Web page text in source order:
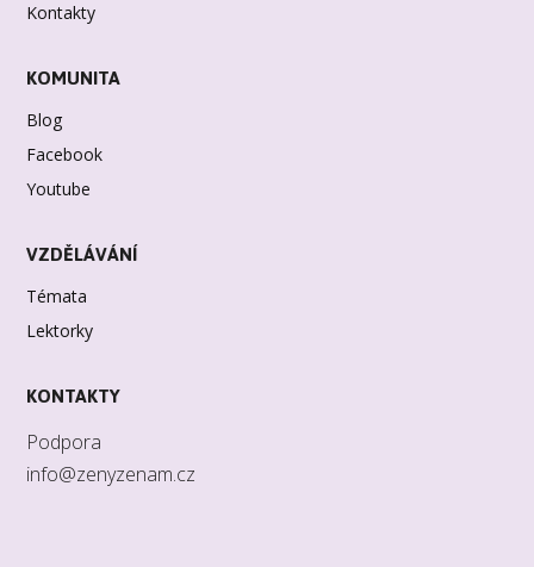
Kontakty
KOMUNITA
Blog
Facebook
Youtube
VZDĚLÁVÁNÍ
Témata
Lektorky
KONTAKTY
Podpora
info@zenyzenam.cz